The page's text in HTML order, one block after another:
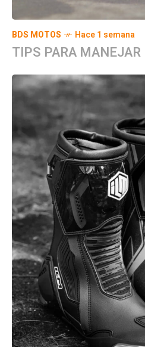
BDS MOTOS Hace 1 semana
TIPS PARA